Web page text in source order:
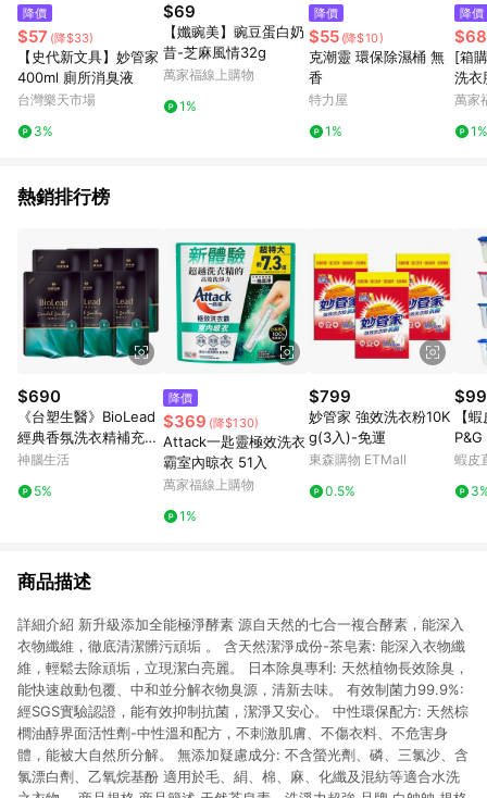
點數回饋或點數回饋有爭議，台灣樂天市場保有更改條款與法律
追訴之權利，活動詳情以樂天市場網站公告為準。
降價
$57 (降$33)
【史代新文具】妙管家
400ml 廁所消臭液
台灣樂天市場
3%
$69
【孅豌美】豌豆蛋白奶
昔-芝麻風情32g
萬家福線上購物
1%
降價
$55 (降$10)
克潮靈 環保除濕桶 無
香
特力屋
1%
降價
[箱
洗衣
萬家
1%
熱銷排行榜
$690
《台塑生醫》BioLead
經典香氛洗衣精補充包
璀璨時光1.8kg(6包入)
神腦生活
5%
降價
$369 (降$130)
Attack一匙靈極效洗衣
霸室內晾衣 51入
萬家福線上購物
1%
$799
妙管家 強效洗衣粉10K
g(3入)-免運
東森購物 ETMall
0.5%
$99
【
Bold
蝦皮
商品描述
詳細介紹 新升級添加全能極淨酵素 源自天然的七合一複合酵素，能深入
衣物纖維，徹底清潔髒污頑垢 。 含天然潔淨成份-茶皂素: 能深入衣物纖
維，輕鬆去除頑垢，立現潔白亮麗。 日本除臭專利: 天然植物長效除臭，
能快速啟動包覆、中和並分解衣物臭源，清新去味。 有效制菌力99.9%:
經SGS實驗認證，能有效抑制抗菌，潔淨又安心。 中性環保配方: 天然棕
櫚油醇界面活性劑-中性溫和配方，不刺激肌膚、不傷衣料、不危害身
體，能被大自然所分解。 無添加疑慮成分: 不含螢光劑、磷、三氯沙、含
氯漂白劑、乙氧烷基酚 適用於毛、絹、棉、麻、化纖及混紡等適合水洗